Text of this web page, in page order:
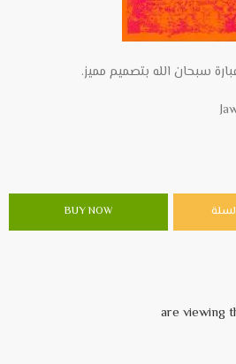
سبحان الله بتصميم مميز.
BUY NOW